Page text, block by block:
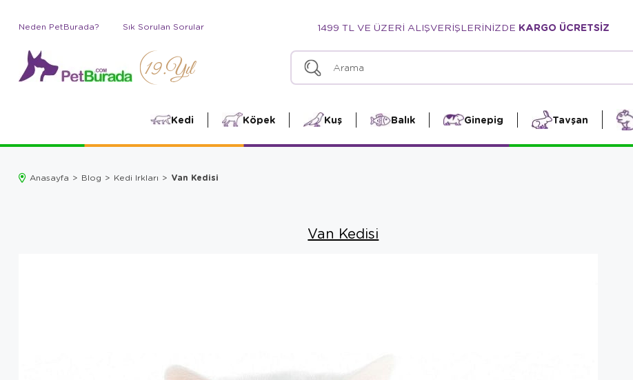
Neden PetBurada? Sık Sorulan Sorular 1499 TL VE ÜZERİ ALIŞVERİŞLERİNİZDE KARGO ÜCRETSİZ
Kedi Köpek Kuş Balık Ginepig Tavşan
Anasayfa Blog Kedi Irkları Van Kedisi
Van Kedisi